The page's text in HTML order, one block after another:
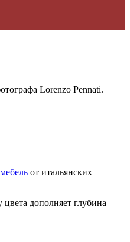
Lorenzo Pennati.
мебель от итальянских
дополняет глубина